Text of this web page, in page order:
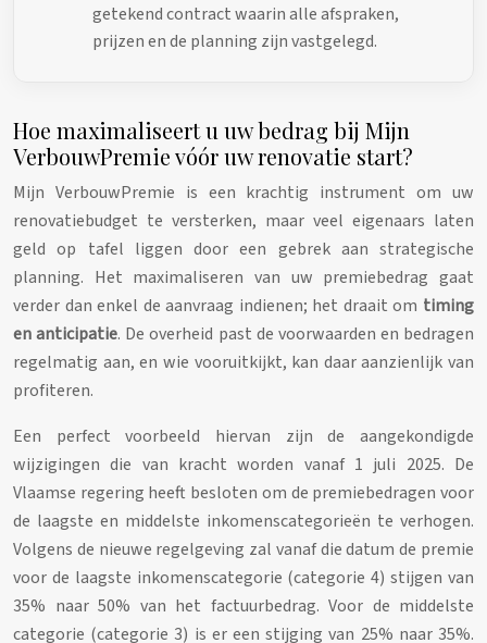
getekend contract waarin alle afspraken,
prijzen en de planning zijn vastgelegd.
Hoe maximaliseert u uw bedrag bij Mijn
VerbouwPremie vóór uw renovatie start?
Mijn VerbouwPremie is een krachtig instrument om uw
renovatiebudget te versterken, maar veel eigenaars laten
geld op tafel liggen door een gebrek aan strategische
planning. Het maximaliseren van uw premiebedrag gaat
verder dan enkel de aanvraag indienen; het draait om timing
en anticipatie. De overheid past de voorwaarden en bedragen
regelmatig aan, en wie vooruitkijkt, kan daar aanzienlijk van
profiteren.
Een perfect voorbeeld hiervan zijn de aangekondigde
wijzigingen die van kracht worden vanaf 1 juli 2025. De
Vlaamse regering heeft besloten om de premiebedragen voor
de laagste en middelste inkomenscategorieën te verhogen.
Volgens de nieuwe regelgeving zal vanaf die datum de premie
voor de laagste inkomenscategorie (categorie 4) stijgen van
35% naar 50% van het factuurbedrag. Voor de middelste
categorie (categorie 3) is er een stijging van 25% naar 35%.